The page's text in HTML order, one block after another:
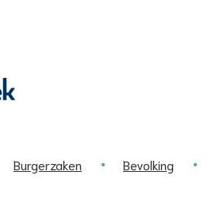
Burgerzaken Bevolking